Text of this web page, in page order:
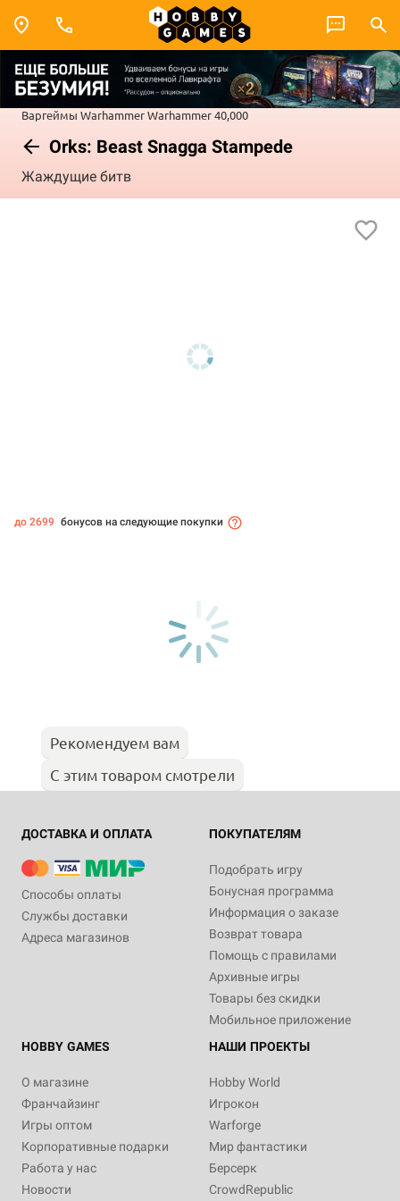
Варгеймы WarhammerWarhammer 40,000
Orks: Beast Snagga Stampede
Жаждущие битв
до 2699 бонусов на следующие покупки
Рекомендуем вам
С этим товаром смотрели
ДОСТАВКА И ОПЛАТА
Способы оплаты
Службы доставки
Адреса магазинов
ПОКУПАТЕЛЯМ
Подобрать игру
Бонусная программа
Информация о заказе
Возврат товара
Помощь с правилами
Архивные игры
Товары без скидки
Мобильное приложение
HOBBY GAMES
О магазине
Франчайзинг
Игры оптом
Корпоративные подарки
Работа у нас
Новости
НАШИ ПРОЕКТЫ
Hobby World
Игрокон
Warforge
Мир фантастики
Берсерк
CrowdRepublic